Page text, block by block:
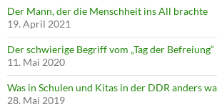
Der Mann, der die Menschheit ins All brachte
19. April 2021
Der schwierige Begriff vom „Tag der Befreiung“
11. Mai 2020
Was in Schulen und Kitas in der DDR anders
28. Mai 2019